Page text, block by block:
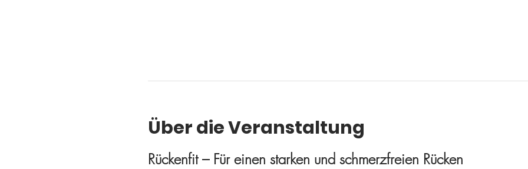
Über die Veranstaltung
Rückenfit – Für einen starken und schmerzfreien Rücken